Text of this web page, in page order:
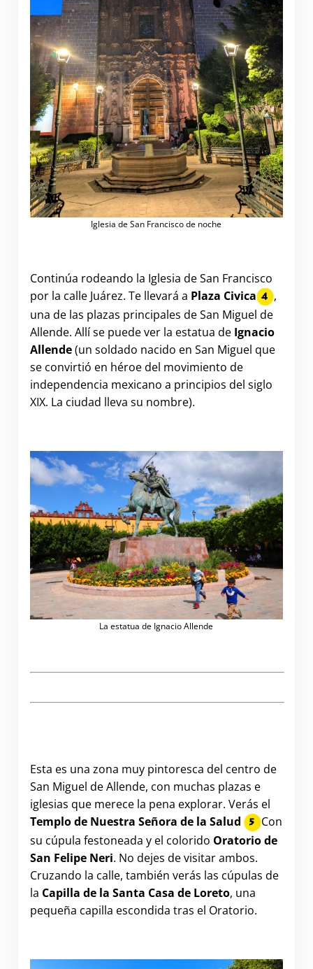
Iglesia de San Francisco de noche
Continúa rodeando la Iglesia de San Francisco
por la calle Juárez. Te llevará a Plaza Civica
,
una de las plazas principales de San Miguel de
Allende. Allí se puede ver la estatua de Ignacio
Allende(un soldado nacido en San Miguel que
se convirtió en héroe del movimiento de
independencia mexicano a principios del siglo
XIX. La ciudad lleva su nombre).
La estatua de Ignacio Allende
Esta es una zona muy pintoresca del centro de
San Miguel de Allende, con muchas plazas e
iglesias que merece la pena explorar. Verás el
Templo de Nuestra Señora de la Salud
Con
su cúpula festoneada y el colorido Oratorio de
San Felipe Neri. No dejes de visitar ambos.
Cruzando la calle, también verás las cúpulas de
la Capilla de la Santa Casa de Loreto, una
pequeña capilla escondida tras el Oratorio.